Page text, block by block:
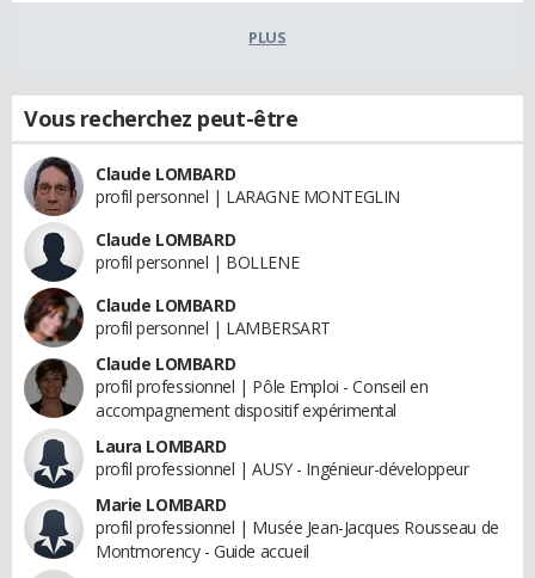
PLUS
Vous recherchez peut-être
Claude LOMBARD
profil personnel | LARAGNE MONTEGLIN
Claude LOMBARD
profil personnel | BOLLENE
Claude LOMBARD
profil personnel | LAMBERSART
Claude LOMBARD
profil professionnel | Pôle Emploi - Conseil en
accompagnement dispositif expérimental
Laura LOMBARD
profil professionnel | AUSY - Ingénieur-développeur
Marie LOMBARD
profil professionnel | Musée Jean-Jacques Rousseau de
Montmorency - Guide accueil